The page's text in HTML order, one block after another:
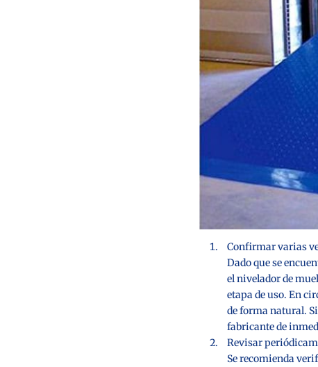
Confirmar varias
Dado que se
el nivelador de
etapa de uso. En
de forma natural.
fabricante de
Revisar
Se recomienda